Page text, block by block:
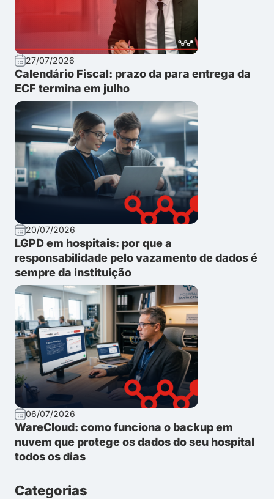
27/07/2026
Calendário Fiscal: prazo da para entrega da
ECF termina em julho
20/07/2026
LGPD em hospitais: por que a
responsabilidade pelo vazamento de dados é
sempre da instituição
06/07/2026
WareCloud: como funciona o backup em
nuvem que protege os dados do seu hospital
todos os dias
Categorias